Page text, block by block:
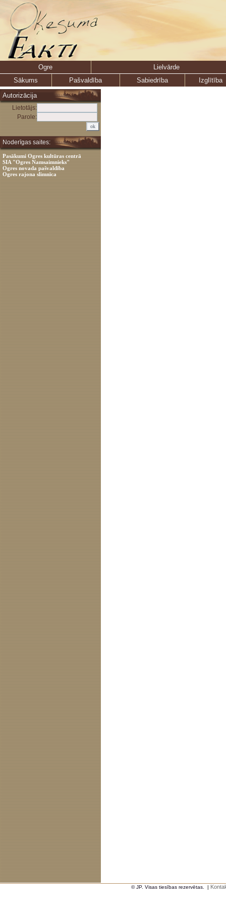
Ogre
Lielvārde
Sākums
Pašvaldība Sabiedrība
Izglītība
Autorizācija
Lietotājs:
Parole:
Noderīgas saites:
Pasākumi Ogres kultūras centrā
SIA "Ogres Namsaimnieks"
Ogres novada pašvaldība
Ogres rajona slimnīca
© JP. Visas tiesības rezervētas. |